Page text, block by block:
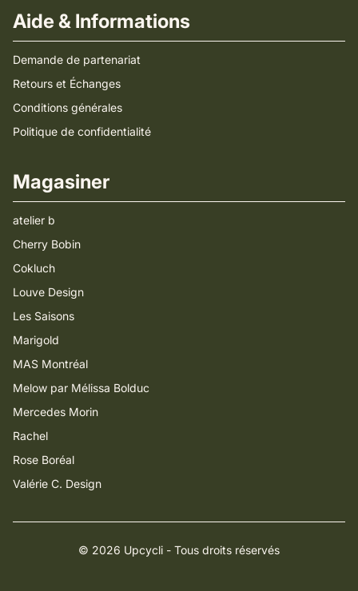
Aide & Informations
Demande de partenariat
Retours et Échanges
Conditions générales
Politique de confidentialité
Magasiner
atelier b
Cherry Bobin
Cokluch
Louve Design
Les Saisons
Marigold
MAS Montréal
Melow par Mélissa Bolduc
Mercedes Morin
Rachel
Rose Boréal
Valérie C. Design
© 2026 Upcycli - Tous droits réservés